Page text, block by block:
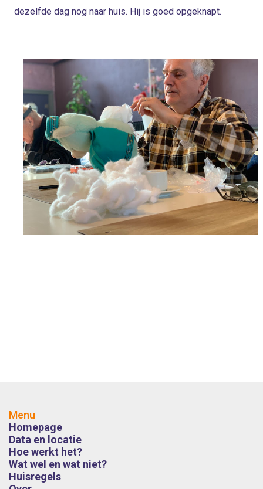
dezelfde dag nog naar huis. Hij is goed opgeknapt.
Menu
Homepage
Data en locatie
Hoe werkt het?
Wat wel en wat niet?
Huisregels